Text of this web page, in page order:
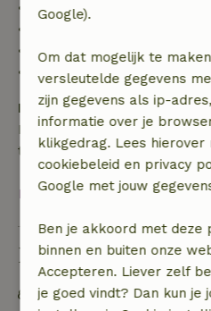
• tot 42 dagen voor
• 42–28 dagen voor
• 28 dagen tot de
• op de aankomstdag of
Borg
Een borg van € 250,00 is
terugbetaald na het
Bekijk alles
Duurzaamheid
Energie label: A
Google).
Om dat mogelijk te
versleutelde gegevens
zijn gegevens als ip-
informatie over je
klikgedrag. Lees hierover
cookiebeleid en privacy
Google met jouw
Ben je akkoord met deze
binnen en buiten onze
Accepteren. Liever zelf
je goed vindt? Dan kun je